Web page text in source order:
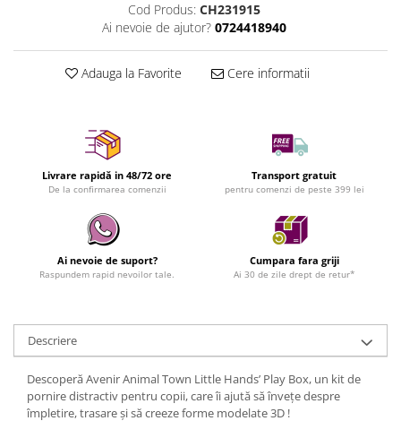
Cod Produs: CH231915
Ai nevoie de ajutor? 0724418940
Adauga la Favorite Cere informatii
Livrare rapidă in 48/72 ore
De la confirmarea comenzii
Transport gratuit
pentru comenzi de peste 399 lei
Ai nevoie de suport?
Raspundem rapid nevoilor tale.
Cumpara fara griji
Ai 30 de zile drept de retur*
Descriere
Descoperă Avenir Animal Town Little Hands’ Play Box, un kit de
pornire distractiv pentru copii, care îi ajută să învețe despre
împletire, trasare și să creeze forme modelate 3D !